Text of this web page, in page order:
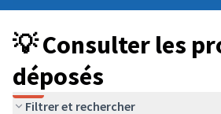
💡 Consulter les
déposés
Filtrer et rechercher